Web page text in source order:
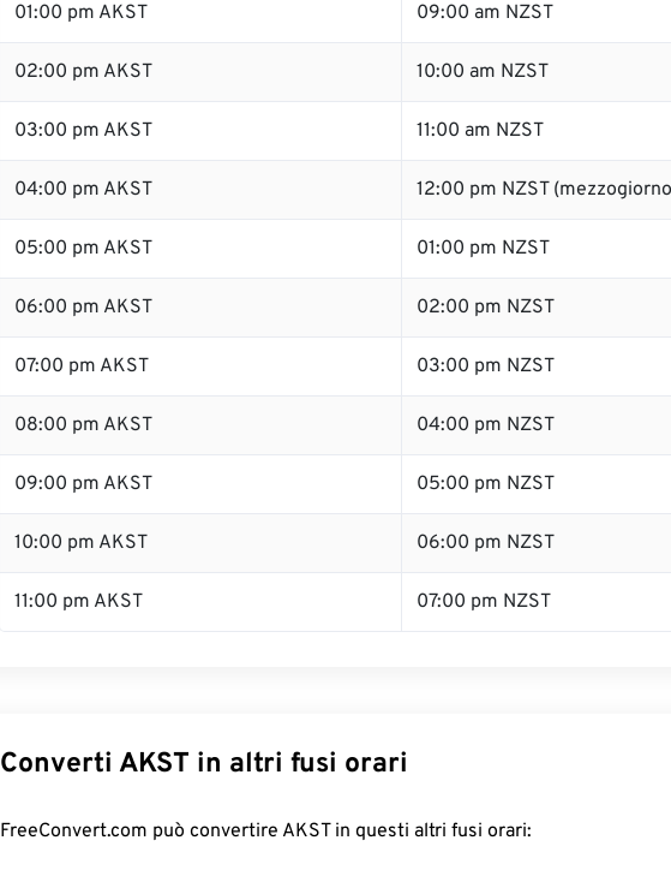
01:00 pm AKST 09:00 am NZST
02:00 pm AKST 10:00 am NZST
03:00 pm AKST 11:00 am NZST
04:00 pm AKST 12:00 pm NZST
05:00 pm AKST 01:00 pm NZST
06:00 pm AKST 02:00 pm NZST
07:00 pm AKST 03:00 pm NZST
08:00 pm AKST 04:00 pm NZST
09:00 pm AKST 05:00 pm NZST
10:00 pm AKST 06:00 pm NZST
11:00 pm AKST 07:00 pm NZST
Converti AKST in altri fusi orari
FreeConvert.com può convertire AKST in questi altri fusi orari: